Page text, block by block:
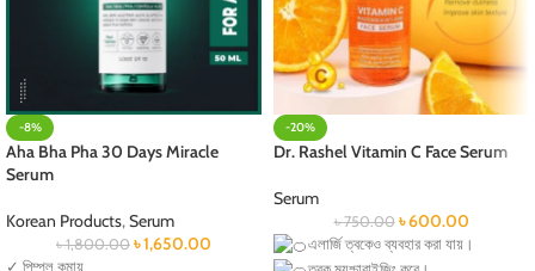
-8%
Aha Bha Pha 30 Days Miracle
Serum
Korean Products,Serum
৳1,800.00 ৳1,650.00
✓ পিম্পল কমায়
-20%
Dr. Rashel Vitamin C Face Serum
Serum
৳750.00 ৳600.00
এলার্জি ত্বকেও ব্যবহার করা যায়।